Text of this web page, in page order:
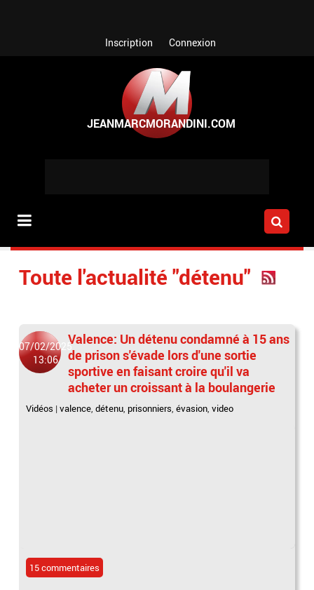
Inscription Connexion
Toute l'actualité "détenu"
07/02/2025
13:06
Valence: Un détenu condamné à 15 ans
de prison s'évade lors d'une sortie
sportive en faisant croire qu'il va
acheter un croissant à la boulangerie
Vidéos |valence,détenu, prisonniers,évasion,video
15 commentaires